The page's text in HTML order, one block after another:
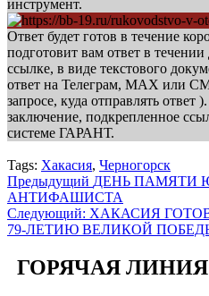
инструмент.
Ответ будет готов в течение
подготовит вам ответ в
ссылке, в виде текстового
ответ на Телеграм, МАХ или
запросе, куда отправлять ответ
заключение, подкрепленное
системе ГАРАНТ.
Tags: Хакасия, Черногорск
Навигация
записи
Предыдущий ДЕНЬ ПАМЯТИ
АНТИФАШИСТА
Следующий: ХАКАСИЯ
79-ЛЕТИЮ ВЕЛИКОЙ
ГОРЯЧАЯ ЛИНИЯ